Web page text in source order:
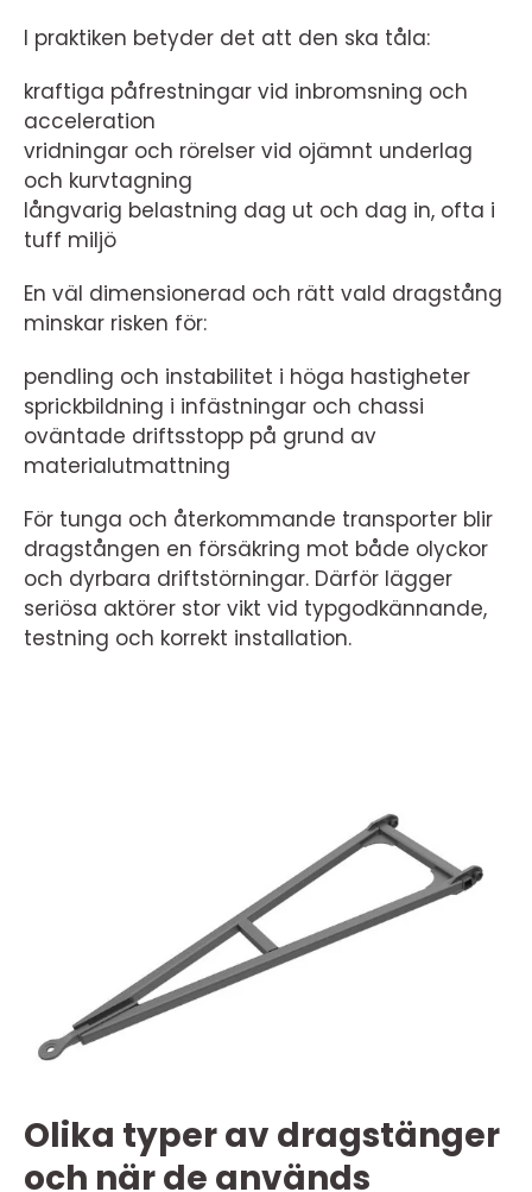
I praktiken betyder det att den ska tåla:
kraftiga påfrestningar vid inbromsning och
acceleration
vridningar och rörelser vid ojämnt underlag
och kurvtagning
långvarig belastning dag ut och dag in, ofta i
tuff miljö
En väl dimensionerad och rätt vald dragstång
minskar risken för:
pendling och instabilitet i höga hastigheter
sprickbildning i infästningar och chassi
oväntade driftsstopp på grund av
materialutmattning
För tunga och återkommande transporter blir
dragstången en försäkring mot både olyckor
och dyrbara driftstörningar. Därför lägger
seriösa aktörer stor vikt vid typgodkännande,
testning och korrekt installation.
Olika typer av dragstänger
och när de används